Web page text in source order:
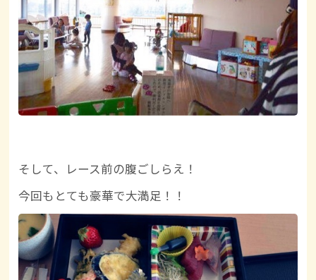
そして、レース前の腹ごしらえ！
今回もとても豪華で大満足！！